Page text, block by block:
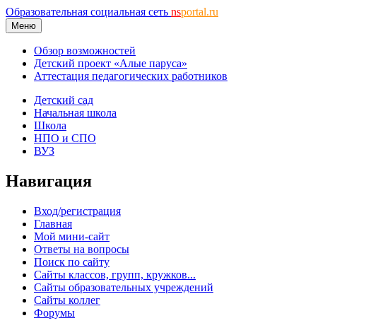
Образовательная социальная сеть nsportal.ru
Меню
Обзор возможностей
Детский проект «Алые паруса»
Аттестация педагогических работников
Детский сад
Начальная школа
Школа
НПО и СПО
ВУЗ
Навигация
Вход/регистрация
Главная
Мой мини-сайт
Ответы на вопросы
Поиск по сайту
Сайты классов, групп, кружков...
Сайты образовательных учреждений
Сайты коллег
Форумы